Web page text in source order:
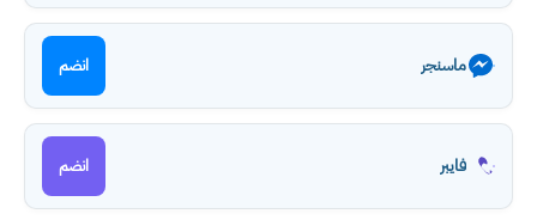
ماسنجر انضم
فايبر انضم